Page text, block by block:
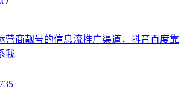
营商靓号的信息流推广渠道，抖音百度靠
我